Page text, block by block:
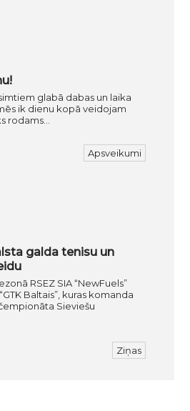
glabā dabas un laika
ik dienu kopā veidojam
rodams…
Apsveikumi
galda tenisu un
RSEZ SIA “NewFuels”
Baltais”, kuras komanda
Sieviešu
Ziņas